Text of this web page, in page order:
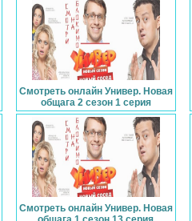
Смотреть онлайн Универ. Новая
общага 2 сезон 1 серия
Смотреть онлайн Универ. Новая